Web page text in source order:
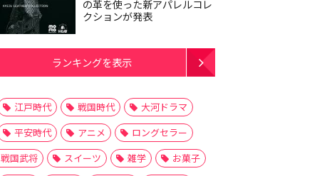
の革を使った新アパレルコレ
クションが発表
ランキングを表示
江戸時代 戦国時代
大河ドラマ
平安時代
アニメ
ロングセラー
戦国武将
スイーツ 雑学
お菓子